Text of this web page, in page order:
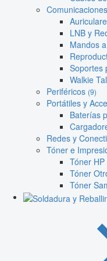
LNB y
Mandos
Soportes
Walkie
Periféricos (9)
Portátiles y
Baterías
Redes y
Tóner e
Tóner HP
Tóner
Tóner